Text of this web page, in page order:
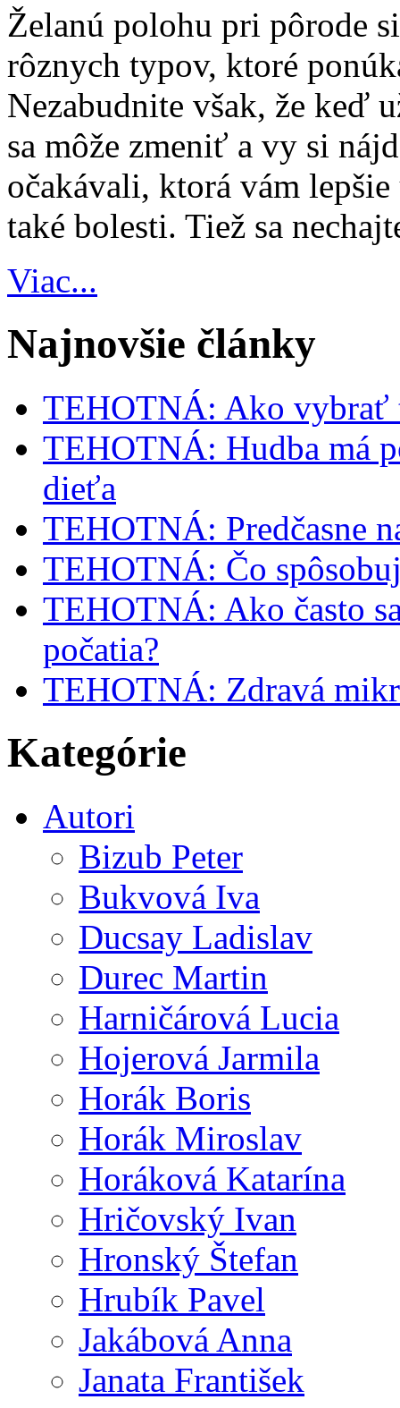
Želanú polohu pri pôrode
rôznych typov, ktoré
Nezabudnite však, že keď
sa môže zmeniť a vy si
očakávali, ktorá vám
také bolesti. Tiež sa
Viac...
Najnovšie články
TEHOTNÁ: Ako vybrať
TEHOTNÁ: Hudba má
dieťa
TEHOTNÁ: Predčasne
TEHOTNÁ: Čo
TEHOTNÁ: Ako často
počatia?
TEHOTNÁ: Zdravá
Kategórie
Autori
Bizub Peter
Bukvová Iva
Ducsay Ladislav
Durec Martin
Harničárová Lucia
Hojerová Jarmila
Horák Boris
Horák Miroslav
Horáková Katarína
Hričovský Ivan
Hronský Štefan
Hrubík Pavel
Jakábová Anna
Janata František